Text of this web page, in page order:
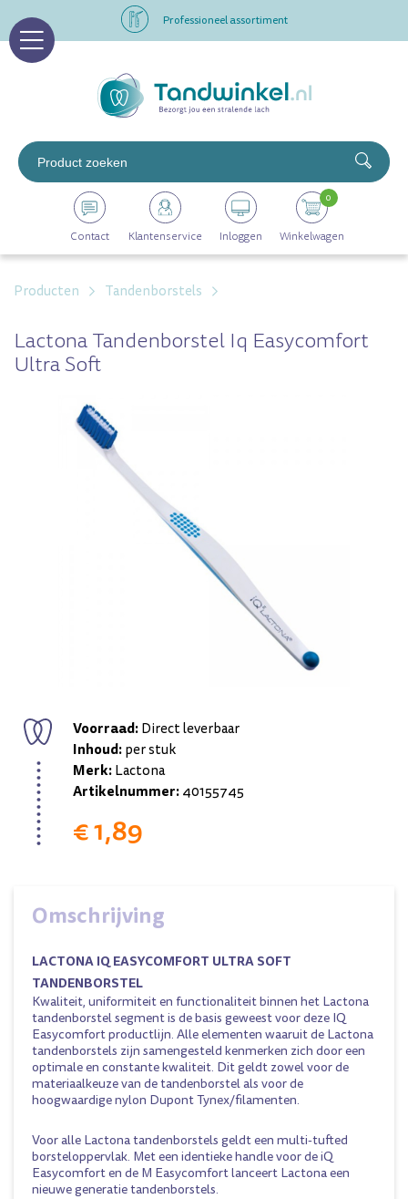
Professioneel assortiment
Op werkdagen voor 16.00 uur besteld, morgen in huis
Professioneel assortiment
Altijd op voorraad
Contact Klantenservice Inloggen Winkelwagen
0
Producten Tandenborstels
Lactona Tandenborstel Iq Easycomfort
Ultra Soft
Voorraad:Direct leverbaar
Inhoud:per stuk
Merk:Lactona
Artikelnummer:40155745
€ 1,89
Omschrijving
LACTONA IQ EASYCOMFORT ULTRA SOFT
TANDENBORSTEL
Kwaliteit, uniformiteit en functionaliteit binnen het Lactona
tandenborstel segment is de basis geweest voor deze IQ
Easycomfort productlijn. Alle elementen waaruit de Lactona
tandenborstels zijn samengesteld kenmerken zich door een
optimale en constante kwaliteit. Dit geldt zowel voor de
materiaalkeuze van de tandenborstel als voor de
hoogwaardige nylon Dupont Tynex/filamenten.
Voor alle Lactona tandenborstels geldt een multi-tufted
borsteloppervlak. Met een identieke handle voor de iQ
Easycomfort en de M Easycomfort lanceert Lactona een
nieuwe generatie tandenborstels.